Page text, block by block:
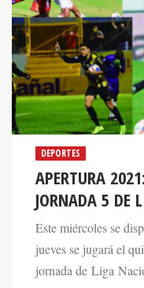
DEPORTES
APERTURA
JORNADA 5 DE
Este miércoles se
jueves se jugará el
jornada de Liga